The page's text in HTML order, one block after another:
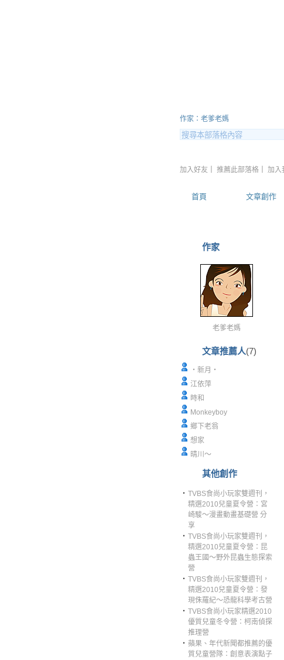
首頁 文章創作
加入好友 推薦此部落格 加入
作家：老爹老媽
作家
老爹老媽
文章推薦人(7)
‧新月‧
江依萍
時和
Monkeyboy
鄉下老翁
想家
晴川～
其他創作
‧ TVBS食尚小玩家雙週刊，
精選2010兒童夏令營：宮
崎駿～漫畫動畫基礎營 分
享
‧ TVBS食尚小玩家雙週刊，
精選2010兒童夏令營：昆
蟲王國～野外昆蟲生態探索
營
‧ TVBS食尚小玩家雙週刊，
精選2010兒童夏令營：發
現侏羅紀～恐龍科學考古營
‧ TVBS食尚小玩家精選2010
優質兒童冬令營：柯南偵探
推理營
‧ 蘋果、年代新聞都推薦的優
質兒童營隊：創意表演點子